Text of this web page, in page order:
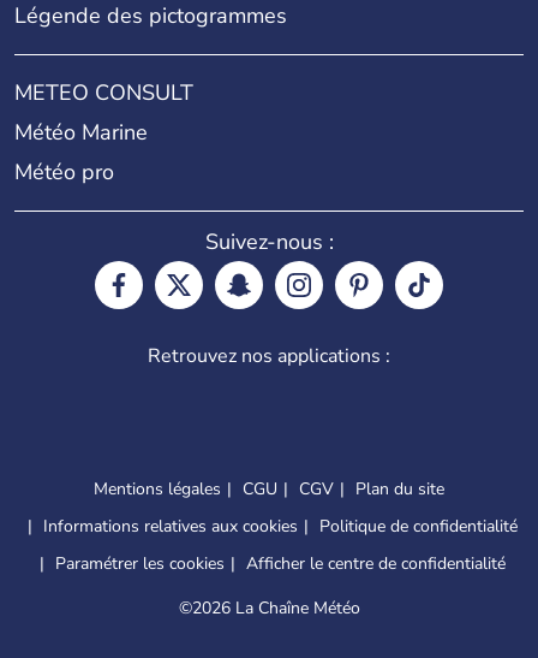
Légende des pictogrammes
METEO CONSULT
Météo Marine
Météo pro
Suivez-nous :
Retrouvez nos applications :
Mentions légales CGU CGV
Plan du site
Informations relatives aux cookies
Politique de confidentialité
Paramétrer les cookies
Afficher le centre de confidentialité
©2026 La Chaîne Météo